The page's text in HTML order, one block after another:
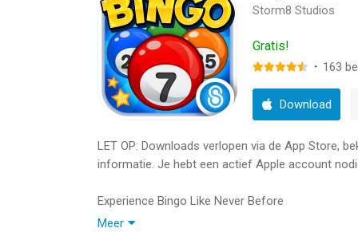
Storm8 Studios
Gratis!
· 163
Download
LET OP: Downloads verlopen via de App Store,
informatie. Je hebt een actief Apple account
Experience Bingo Like Never Before
Dive into the thrilling world of Bingo!, where you
Meer